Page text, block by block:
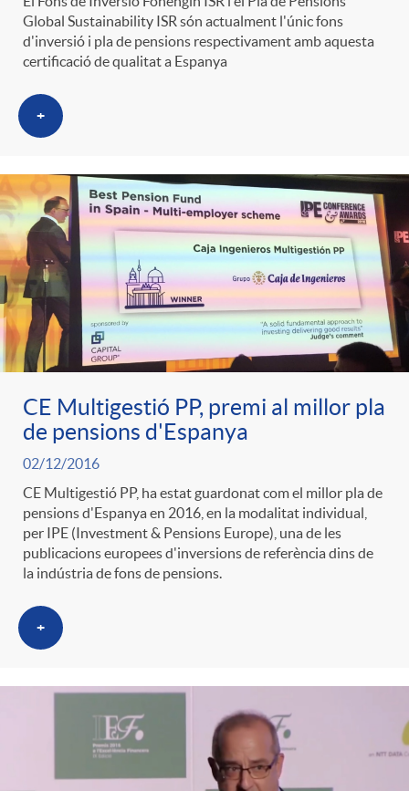
Global Sustainability ISR són actualment l'únic fons
d'inversió i pla de pensions respectivament amb aquesta
certificació de qualitat a Espanya
+
CE Multigestió PP, premi al millor pla
de pensions d'Espanya
02/12/2016
CE Multigestió PP, ha estat guardonat com el millor pla de
pensions d'Espanya en 2016, en la modalitat individual,
per IPE (Investment & Pensions Europe), una de les
publicacions europees d'inversions de referència dins de
la indústria de fons de pensions.
+